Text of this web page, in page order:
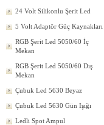
24 Volt Silikonlu Şerit Led
5 Volt Adaptör Güç Kaynakları
RGB Şerit Led 5050/60 İç
Mekan
RGB Şerit Led 5050/60 Dış
Mekan
Çubuk Led 5630 Beyaz
Çubuk Led 5630 Gün Işığı
Ledli Spot Ampul